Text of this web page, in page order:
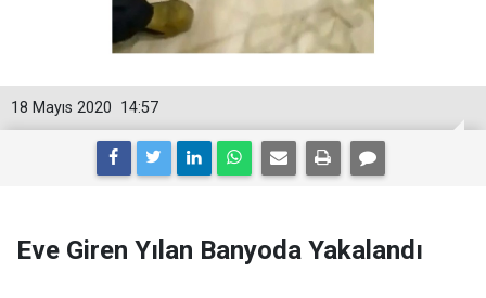
14:57
18 Mayıs 2020
Eve Giren Yılan Banyoda Yakalandı